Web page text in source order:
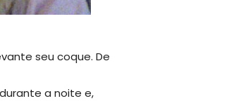
seu coque. De
a noite e,